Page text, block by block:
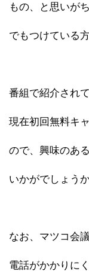
もの、と思いが
でもつけている
番組で紹介され
現在初回無料キ
ので、興味のあ
いかがでしょうか
なお、マツコ会
電話がかかりに